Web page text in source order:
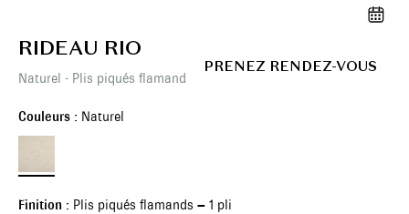
PRENEZ RENDEZ-VOUS
RIDEAU RIO
Naturel - Plis piqués flamands – 1 pli
Couleurs : Naturel
Finition : Plis piqués flamands – 1 pli